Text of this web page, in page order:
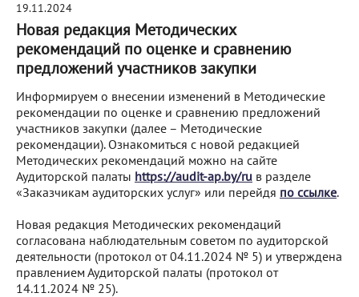
19.11.2024
Новая редакция Методических
рекомендаций по оценке и сравнению
предложений участников закупки
Информируем о внесении изменений в Методические
рекомендации по оценке и сравнению предложений
участников закупки (далее – Методические
рекомендации). Ознакомиться с новой редакцией
Методических рекомендаций можно на сайте
Аудиторской палаты https://audit-ap.by/ru в разделе
«Заказчикам аудиторских услуг» или перейдя по ссылке.
Новая редакция Методических рекомендаций
согласована наблюдательным советом по аудиторской
деятельности (протокол от 04.11.2024 № 5) и утверждена
правлением Аудиторской палаты (протокол от
14.11.2024 № 25).